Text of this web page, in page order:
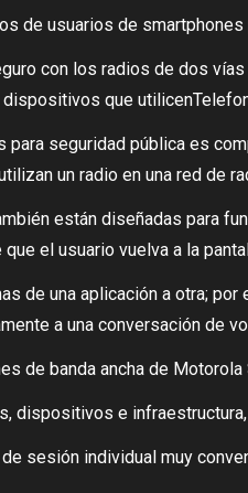
de usuarios de
con los radios de dos
que
para seguridad pública es
un radio en una red de
están diseñadas para
el usuario vuelva a la
de una aplicación a otra;
a una conversación de
de banda ancha de
dispositivos e
sesión individual muy